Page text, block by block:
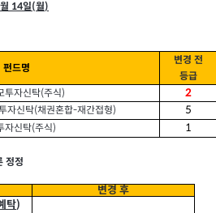
월 14일(월)
펀드명
변경 전
등급
투자신탁(주식) 2
자신탁(채권혼합-재간접형) 5
자신탁(주식) 1
정정
변경 후
탁)